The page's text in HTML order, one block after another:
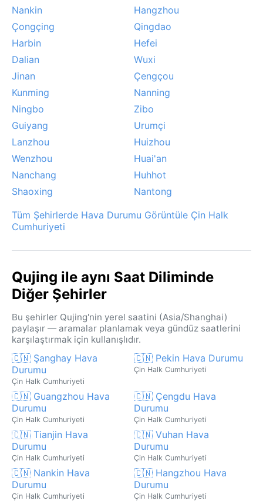
Nankin
Hangzhou
Çongçing
Qingdao
Harbin
Hefei
Dalian
Wuxi
Jinan
Çengçou
Kunming
Nanning
Ningbo
Zibo
Guiyang
Urumçi
Lanzhou
Huizhou
Wenzhou
Huai'an
Nanchang
Huhhot
Shaoxing
Nantong
Tüm Şehirlerde Hava Durumu Görüntüle Çin Halk
Cumhuriyeti
Qujing ile aynı Saat Diliminde
Diğer Şehirler
Bu şehirler Qujing'nin yerel saatini (Asia/Shanghai)
paylaşır — aramalar planlamak veya gündüz saatlerini
karşılaştırmak için kullanışlıdır.
🇨🇳 Şanghay Hava
Durumu
Çin Halk Cumhuriyeti
🇨🇳 Pekin Hava Durumu
Çin Halk Cumhuriyeti
🇨🇳 Guangzhou Hava
Durumu
Çin Halk Cumhuriyeti
🇨🇳 Çengdu Hava
Durumu
Çin Halk Cumhuriyeti
🇨🇳 Tianjin Hava
Durumu
Çin Halk Cumhuriyeti
🇨🇳 Vuhan Hava
Durumu
Çin Halk Cumhuriyeti
🇨🇳 Nankin Hava
Durumu
Çin Halk Cumhuriyeti
🇨🇳 Hangzhou Hava
Durumu
Çin Halk Cumhuriyeti